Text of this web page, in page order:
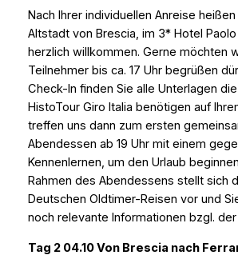
Nach Ihrer individuellen Anreise
Altstadt von Brescia, im 3* Hotel
herzlich willkommen. Gerne möchten
Teilnehmer bis ca. 17 Uhr begrüßen
Check-In finden Sie alle Unterlagen
HistoTour Giro Italia benötigen auf
treffen uns dann zum ersten
Abendessen ab 19 Uhr mit einem
Kennenlernen, um den Urlaub
Rahmen des Abendessens stellt sich
Deutschen Oldtimer-Reisen vor und
noch relevante Informationen bzgl.
Tag 2 04.10 Von Brescia nach